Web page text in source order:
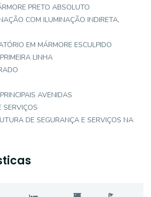
PRETO ABSOLUTO
COM ILUMINAÇÃO INDIRETA,
EM MÁRMORE ESCULPIDO
LINHA
AVENIDAS
SERVIÇOS
DE SEGURANÇA E SERVIÇOS NA